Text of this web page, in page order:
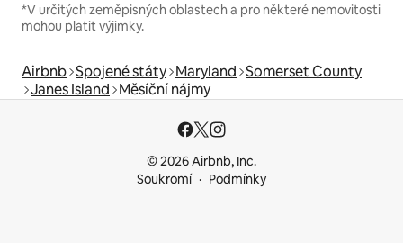
*V určitých zeměpisných oblastech a pro některé nemovitosti
mohou platit výjimky.
Airbnb Spojené státy Maryland Somerset County
Janes Island Měsíční nájmy
© 2026 Airbnb, Inc.
Soukromí
Podmínky